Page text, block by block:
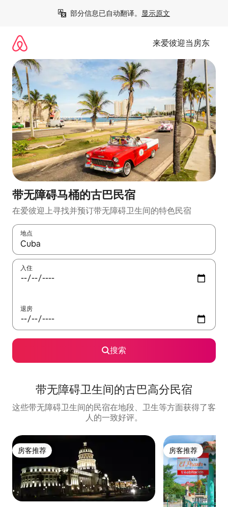
部分信息已自动翻译。 显示原文
来爱彼迎当房东
带无障碍马桶的古巴民宿
在爱彼迎上寻找并预订带无障碍卫生间的特色民宿
地点
如有搜索结果，请使用上下方向键查看，或通过点击或滑动手势
入住
退房
搜索
带无障碍卫生间的古巴高分民宿
这些带无障碍卫生间的民宿在地段、卫生等方面获得了客
人的一致好评。
房客推荐
房客推荐 房客推荐
房客推荐